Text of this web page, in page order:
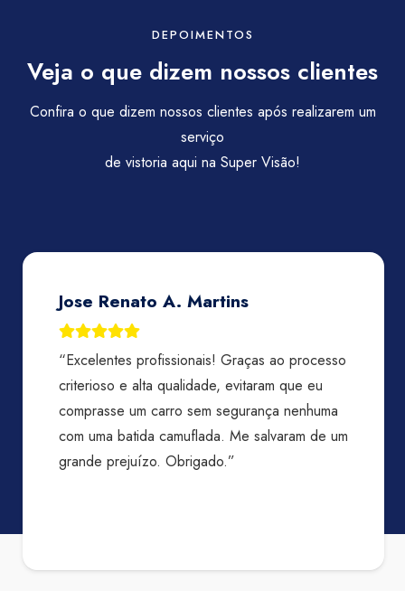
DEPOIMENTOS
Veja o que dizem nossos clientes
Confira o que dizem nossos clientes após realizarem um
serviço
de vistoria aqui na Super Visão!
Jose Renato A. Martins
“Excelentes profissionais! Graças ao processo
criterioso e alta qualidade, evitaram que eu
comprasse um carro sem segurança nenhuma
com uma batida camuflada. Me salvaram de um
grande prejuízo. Obrigado.”